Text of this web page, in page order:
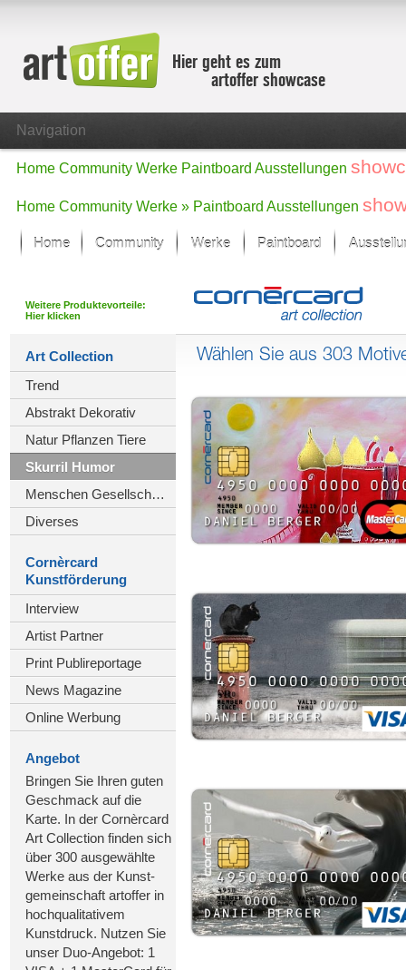
Hier geht es zum
artoffer showcase
Navigation
Home Community Werke Paintboard Ausstellungen
Home Community Werke » Paintboard Ausstellungen
Home Community Werke
Der letzte Monat im Fokus
Alle Fokus-Werke
Standard-Ansicht
Alle neuen Werke
Paintboard
Weitere Produktevorteile:
Hier klicken
Art Collection
Trend
Abstrakt Dekorativ
Natur Pflanzen Tiere
Skurril Humor
Menschen Gesellschaft
Diverses
Cornèrcard
Kunstförderung
Interview
Artist Partner
Print Publireportage
News Magazine
Online Werbung
Angebot
Bringen Sie Ihren guten
Geschmack auf die
Karte. In der Cornèrcard
Art Collection finden sich
über 300 ausgewählte
Werke aus der Kunst-
gemeinschaft artoffer in
hochqualitativem
Kunstdruck. Nutzen Sie
unser Duo-Angebot: 1
Wählen Sie aus 303